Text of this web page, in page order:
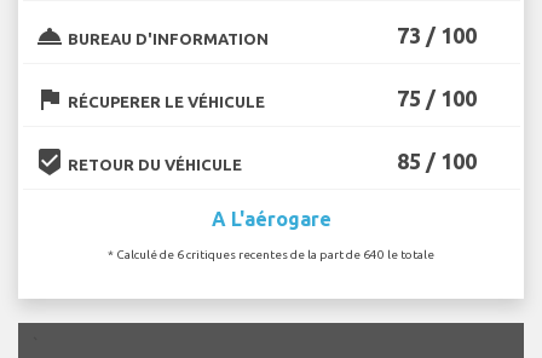
room_service BUREAU D'INFORMATION 73 / 100
flag RÉCUPERER LE VÉHICULE 75 / 100
beenhere RETOUR DU VÉHICULE 85 / 100
A L'aérogare
* Calculé de 6 critiques recentes de la part de 640 le totale